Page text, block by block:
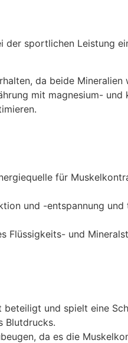
sportlichen Leistung
da beide
mit magnesium-
für
und -entspannung
Flüssigkeits- und
beteiligt und spielt eine
Blutdrucks.
da es die